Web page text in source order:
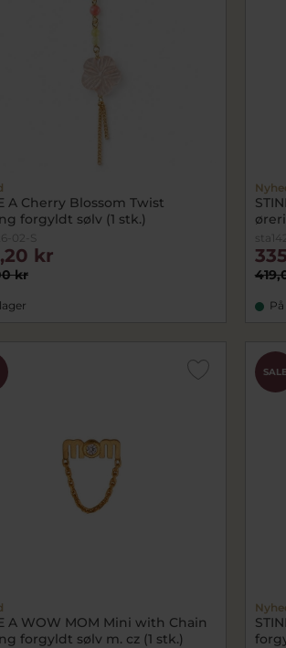
A Cherry Blossom Twist
forgyldt sølv (1 stk.)
02-S
kr
kr
A WOW MOM Mini with Chain
forgyldt sølv m. cz (1 stk.)
SALE